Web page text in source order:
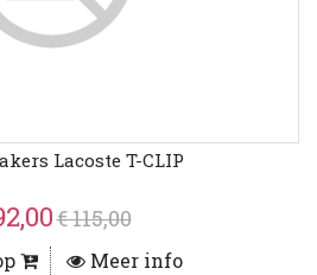
Lacoste T-CLIP
€ 115,00
Meer info